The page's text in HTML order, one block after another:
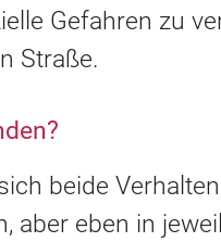
Gefahren zu
Straße.
beide
aber eben in